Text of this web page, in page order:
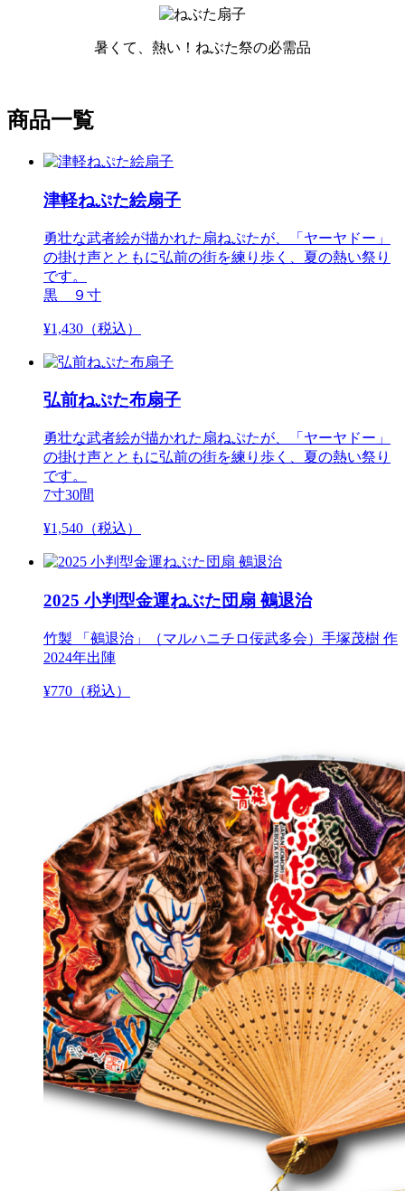
暑くて、熱い！ねぶた祭の必需品
商品一覧
津軽ねぷた絵扇子
勇壮な武者絵が描かれた扇ねぷたが、「ヤーヤドー」
の掛け声とともに弘前の街を練り歩く、夏の熱い祭り
です。
黒 ９寸
¥1,430 （税込）
弘前ねぷた布扇子
勇壮な武者絵が描かれた扇ねぷたが、「ヤーヤドー」
の掛け声とともに弘前の街を練り歩く、夏の熱い祭り
です。
7寸30間
¥1,540 （税込）
2025 小判型金運ねぶた団扇 鵺退治
竹製 「鵺退治」（マルハニチロ佞武多会）手塚茂樹 作
2024年出陣
¥770 （税込）